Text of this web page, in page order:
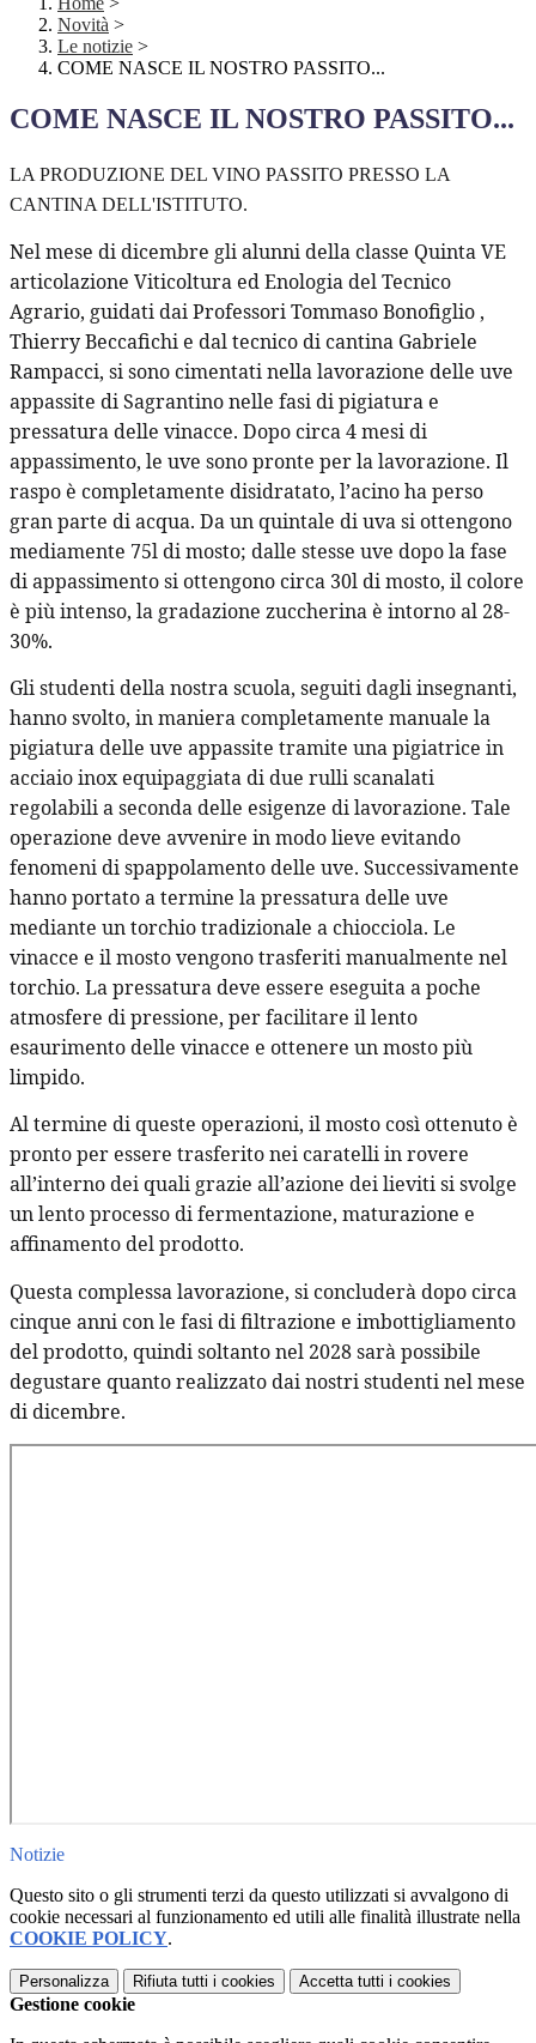
Novità >
Le notizie >
COME NASCE IL NOSTRO PASSITO...
COME NASCE IL NOSTRO PASSITO...
LA PRODUZIONE DEL VINO PASSITO PRESSO LA
CANTINA DELL'ISTITUTO.
Nel mese di dicembre gli alunni della classe Quinta VE
articolazione Viticoltura ed Enologia del Tecnico
Agrario, guidati dai Professori Tommaso Bonofiglio ,
Thierry Beccafichi e dal tecnico di cantina Gabriele
Rampacci, si sono cimentati nella lavorazione delle uve
appassite di Sagrantino nelle fasi di pigiatura e
pressatura delle vinacce. Dopo circa 4 mesi di
appassimento, le uve sono pronte per la lavorazione. Il
raspo è completamente disidratato, l’acino ha perso
gran parte di acqua. Da un quintale di uva si ottengono
mediamente 75l di mosto; dalle stesse uve dopo la fase
di appassimento si ottengono circa 30l di mosto, il colore
è più intenso, la gradazione zuccherina è intorno al 28-
30%.
Gli studenti della nostra scuola, seguiti dagli insegnanti,
hanno svolto, in maniera completamente manuale la
pigiatura delle uve appassite tramite una pigiatrice in
acciaio inox equipaggiata di due rulli scanalati
regolabili a seconda delle esigenze di lavorazione. Tale
operazione deve avvenire in modo lieve evitando
fenomeni di spappolamento delle uve. Successivamente
hanno portato a termine la pressatura delle uve
mediante un torchio tradizionale a chiocciola. Le
vinacce e il mosto vengono trasferiti manualmente nel
torchio. La pressatura deve essere eseguita a poche
atmosfere di pressione, per facilitare il lento
esaurimento delle vinacce e ottenere un mosto più
limpido.
Al termine di queste operazioni, il mosto così ottenuto è
pronto per essere trasferito nei caratelli in rovere
all’interno dei quali grazie all’azione dei lieviti si svolge
un lento processo di fermentazione, maturazione e
affinamento del prodotto.
Questa complessa lavorazione, si concluderà dopo circa
cinque anni con le fasi di filtrazione e imbottigliamento
del prodotto, quindi soltanto nel 2028 sarà possibile
degustare quanto realizzato dai nostri studenti nel mese
di dicembre.
Notizie
Questo sito o gli strumenti terzi da questo utilizzati si avvalgono di
cookie necessari al funzionamento ed utili alle finalità illustrate nella
COOKIE POLICY.
Personalizza Rifiuta tutti i cookies Accetta tutti i cookies
Gestione cookie